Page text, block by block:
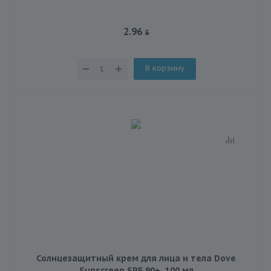
2.96
В корзину
Солнцезащитный крем для лица и тела Dove